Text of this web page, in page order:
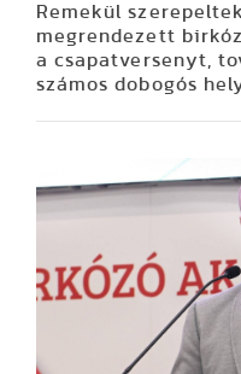
Remekül
megrendezett
a csapatversenyt,
számos dobogós